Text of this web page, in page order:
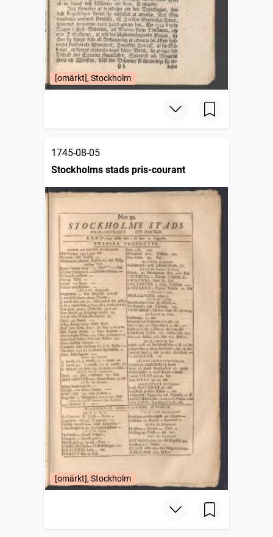
[omärkt], Stockholm
1745-08-05
Stockholms stads pris-courant
[omärkt], Stockholm